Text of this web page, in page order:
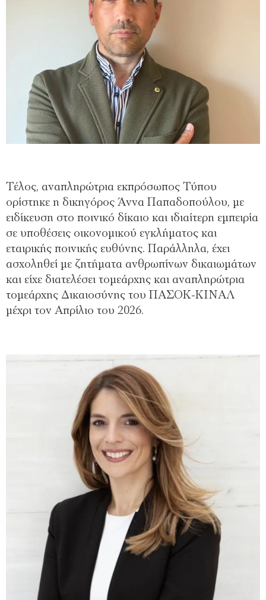
Τέλος, αναπληρώτρια εκπρόσωπος Τύπου
ορίστηκε η δικηγόρος Άννα Παπαδοπούλου, με
ειδίκευση στο ποινικό δίκαιο και ιδιαίτερη εμπειρία
σε υποθέσεις οικονομικού εγκλήματος και
εταιρικής ποινικής ευθύνης. Παράλληλα, έχει
ασχοληθεί με ζητήματα ανθρωπίνων δικαιωμάτων
και είχε διατελέσει τομεάρχης και αναπληρώτρια
τομεάρχης Δικαιοσύνης του ΠΑΣΟΚ-ΚΙΝΑΛ
μέχρι τον Απρίλιο του 2026.